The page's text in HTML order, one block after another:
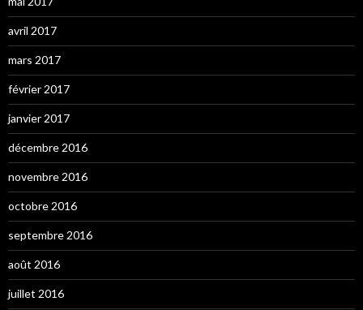
avril 2017
mars 2017
février 2017
janvier 2017
décembre 2016
novembre 2016
octobre 2016
septembre 2016
août 2016
juillet 2016